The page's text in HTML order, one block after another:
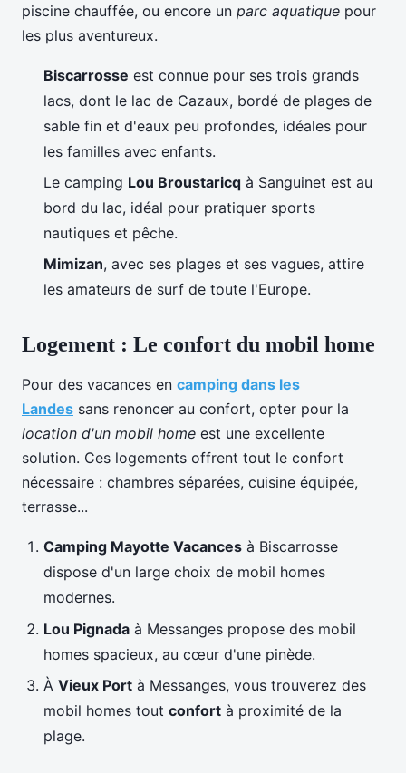
piscine chauffée, ou encore un parc aquatique pour
les plus aventureux.
Biscarrosse est connue pour ses trois grands
lacs, dont le lac de Cazaux, bordé de plages de
sable fin et d'eaux peu profondes, idéales pour
les familles avec enfants.
Le camping Lou Broustaricq à Sanguinet est au
bord du lac, idéal pour pratiquer sports
nautiques et pêche.
Mimizan, avec ses plages et ses vagues, attire
les amateurs de surf de toute l'Europe.
Logement : Le confort du mobil home
Pour des vacances en camping dans les
Landes sans renoncer au confort, opter pour la
location d'un mobil home est une excellente
solution. Ces logements offrent tout le confort
nécessaire : chambres séparées, cuisine équipée,
terrasse...
Camping Mayotte Vacances à Biscarrosse
dispose d'un large choix de mobil homes
modernes.
Lou Pignada à Messanges propose des mobil
homes spacieux, au cœur d'une pinède.
À Vieux Port à Messanges, vous trouverez des
mobil homes tout confort à proximité de la
plage.